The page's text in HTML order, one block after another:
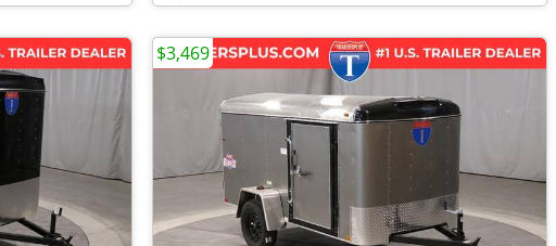
$3,469